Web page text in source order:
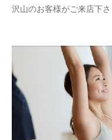
沢山のお客様がご来店下さ